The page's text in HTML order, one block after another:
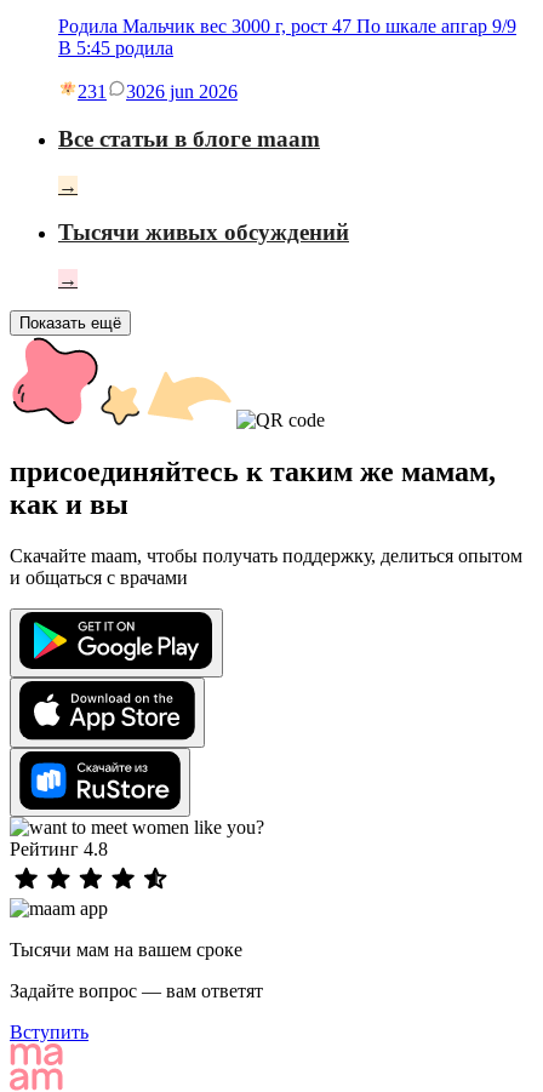
Родила Мальчик вес 3000 г, рост 47 По шкале апгар 9/9
В 5:45 родила
231 3026 jun 2026
Все статьи в блоге maam
→
Тысячи живых обсуждений
→
Показать ещё
присоединяйтесь к таким же мамам,
как и вы
Скачайте maam, чтобы получать поддержку, делиться опытом
и общаться с врачами
Рейтинг 4.8
Тысячи мам на вашем сроке
Задайте вопрос — вам ответят
Вступить